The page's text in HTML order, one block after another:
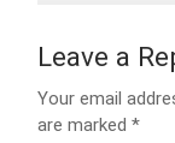
Leave a
Your email
are marked*